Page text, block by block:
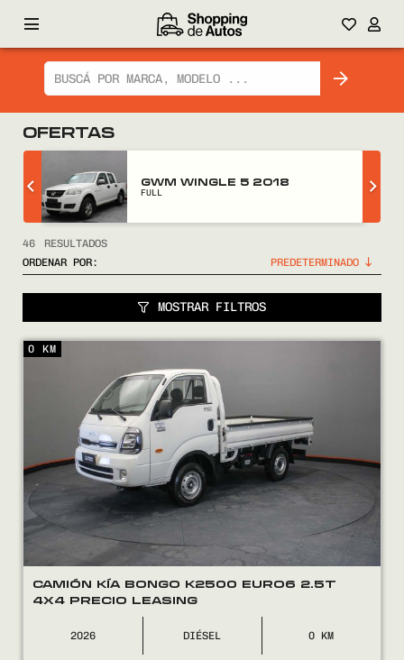
OFERTAS
GWM WINGLE 5 2018
FULL
46
RESULTADOS
ORDENAR POR:
MOSTRAR FILTROS
CAMIÓN KÍA BONGO K2500 EURO6 2.5T
4X4 PRECIO LEASING
2026 DIÉSEL 0
0 KM